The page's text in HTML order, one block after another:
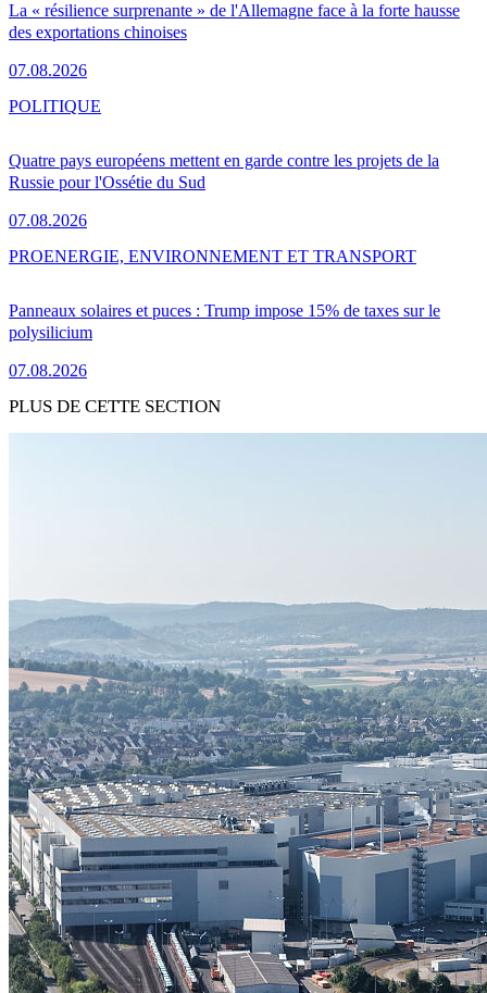
La « résilience surprenante » de l'Allemagne face à la forte hausse
des exportations chinoises
07.08.2026
Quatre pays européens mettent en garde contre les projets de la
Russie pour l'Ossétie du Sud
07.08.2026
POLITIQUE
Panneaux solaires et puces : Trump impose 15% de taxes sur le
polysilicium
07.08.2026
PROENERGIE, ENVIRONNEMENT ET TRANSPORT
PLUS DE CETTE SECTION